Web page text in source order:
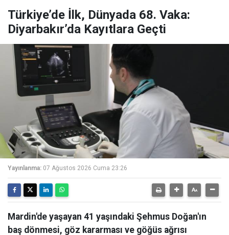
Türkiye’de İlk, Dünyada 68. Vaka:
Diyarbakır’da Kayıtlara Geçti
Yayınlanma: 07 Ağustos 2026 Cuma 23:26
Mardin'de yaşayan 41 yaşındaki Şehmus Doğan'ın
baş dönmesi, göz kararması ve göğüs ağrısı